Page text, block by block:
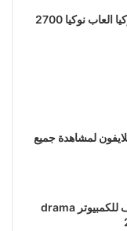
تحميل لعبة المزرعة لنوكيا العاب نوكيا 2700
لمشاهدة جميع
تحميل برنامج دراما لايف للكمبيوتر drama